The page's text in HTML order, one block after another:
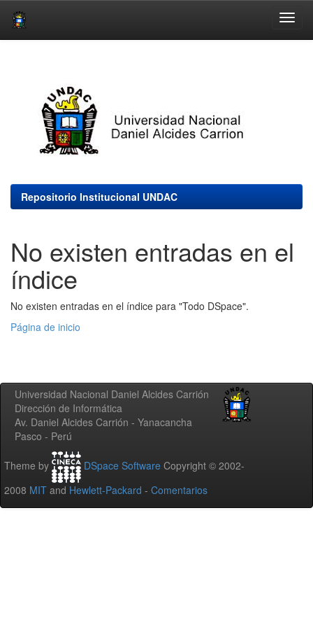
Repositorio Institucional UNDAC
No existen entradas en el
índice
No existen entradas en el índice para "Todo DSpace".
Página de inicio
Universidad Nacional Daniel Alcides Carrión
Dirección de Informática
Av. Daniel Alcides Carrión - Yanacancha
Pasco - Perú
Theme by DSpace Software Copyright © 2002-
2008 MIT and Hewlett-Packard - Comentarios